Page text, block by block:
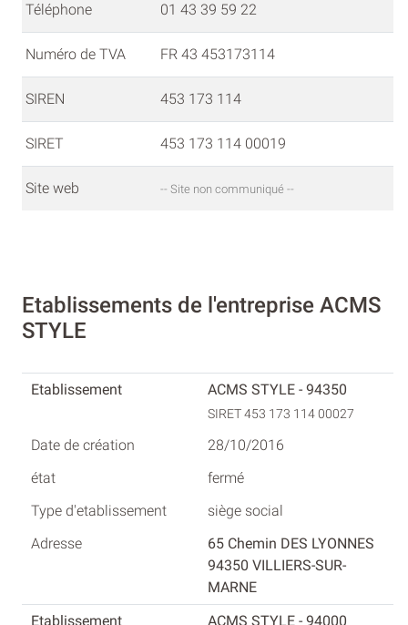
Téléphone 01 43 39 59 22
Numéro de TVA FR 43 453173114
SIREN 453 173 114
SIRET 453 173 114 00019
Site web -- Site non communiqué --
Etablissements de l'entreprise ACMS
STYLE
ACMS STYLE - 94350
SIRET 453 173 114 00027
28/10/2016
fermé
siège social
65 Chemin DES LYONNES
94350 VILLIERS-SUR-
MARNE
ACMS STYLE - 94000